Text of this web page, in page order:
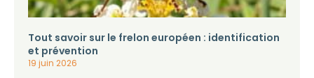
Tout savoir sur le frelon européen : identification
et prévention
19 juin 2026